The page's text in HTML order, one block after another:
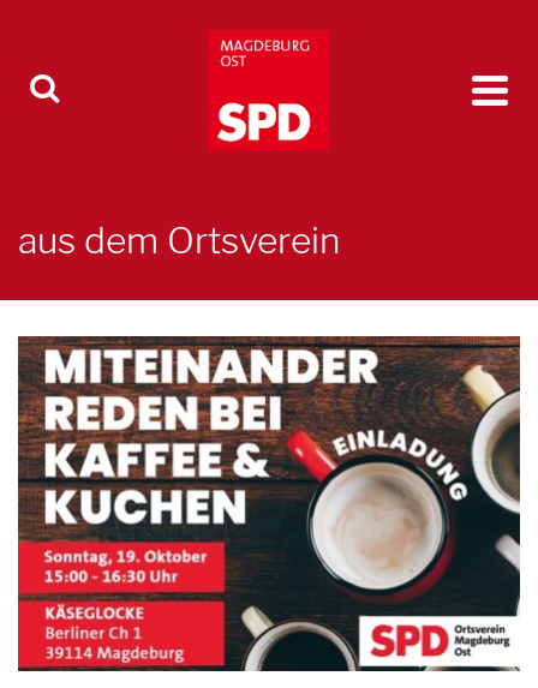
aus dem Ortsverein